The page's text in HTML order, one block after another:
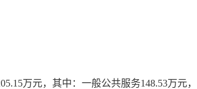
万元，其中：一般公共服务148.53万元